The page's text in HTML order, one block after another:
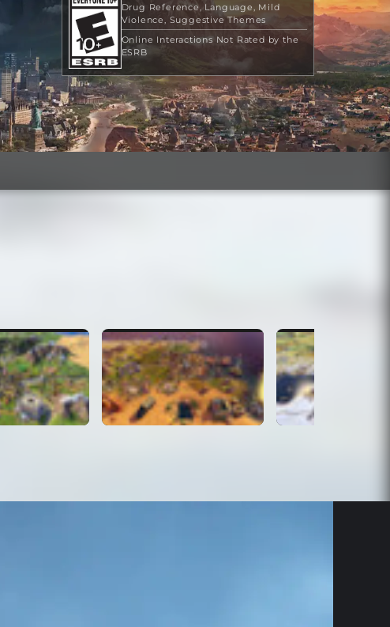
Drug Reference Language
Mild
Violence
Suggestive Themes
Online Interactions Not Rated by the
ESRB